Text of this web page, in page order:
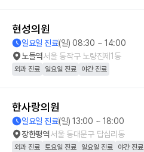
현성의원
일요일 진료(일) 08:30 ~ 14:00
노들역서울 동작구 노량진제1동
외과 진료 일요일 진료 야간 진료
한사랑의원
일요일 진료(일) 13:00 ~ 18:00
장한평역서울 동대문구 답십리동
외과 진료 토요일 진료 일요일 진료 야간 진료